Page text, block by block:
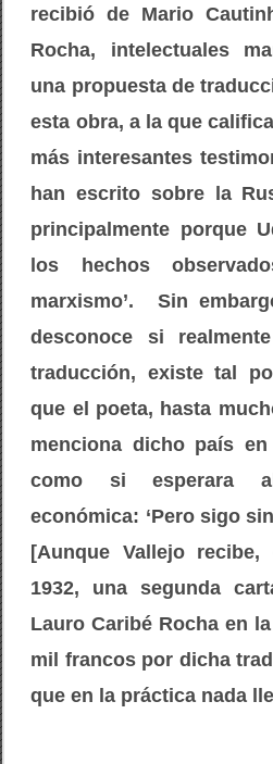
recibió de Mario
Rocha, intelectuales
una propuesta de
esta obra, a la que
más interesantes
han escrito sobre la
principalmente porque
los hechos
marxismo’. Sin
desconoce si
traducción, existe tal
que el poeta, hasta
menciona dicho país
como si esperara
económica: ‘Pero sigo
[Aunque Vallejo
1932, una segunda
Lauro Caribé Rocha en
mil francos por dicha
que en la práctica nada